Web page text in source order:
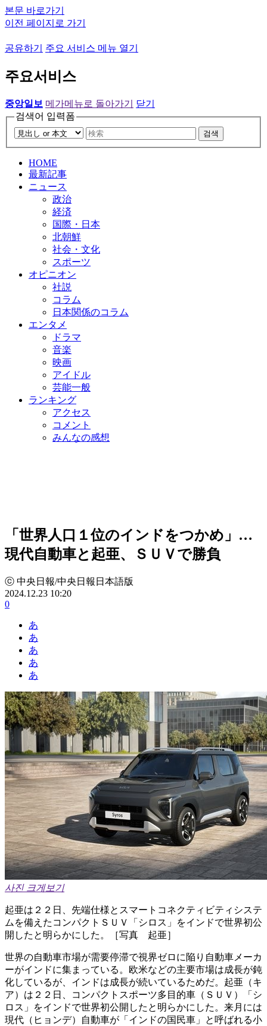
본문 바로가기
이전 페이지로 가기
공유하기 주요 서비스 메뉴 열기
주요서비스
중앙일보 메가메뉴로 돌아가기
닫기
검색어 입력폼
검색
HOME
最新記事
ニュース
政治
経済
国際・日本
北朝鮮
社会・文化
スポーツ
オピニオン
社説
コラム
日本関係のコラム
エンタメ
ドラマ
音楽
映画
アイドル
芸能一般
ランキング
アクセス
コメント
みんなの感想
「世界人口１位のインドをつかめ」…
現代自動車と起亜、ＳＵＶで勝負
ⓒ 中央日報/中央日報日本語版
2024.12.23 10:20
0
あ
あ
あ
あ
あ
사진 크게보기
起亜は２２日、先端仕様とスマートコネクティビティシステ
ムを備えたコンパクトＳＵＶ「シロス」をインドで世界初公
開したと明らかにした。［写真 起亜］
世界の自動車市場が需要停滞で視界ゼロに陥り自動車メーカ
ーがインドに集まっている。欧米などの主要市場は成長が鈍
化しているが、インドは成長が続いているためだ。起亜（キ
ア）は２２日、コンパクトスポーツ多目的車（ＳＵＶ）「シ
ロス」をインドで世界初公開したと明らかにした。来月には
現代（ヒョンデ）自動車が「インドの国民車」と呼ばれる小